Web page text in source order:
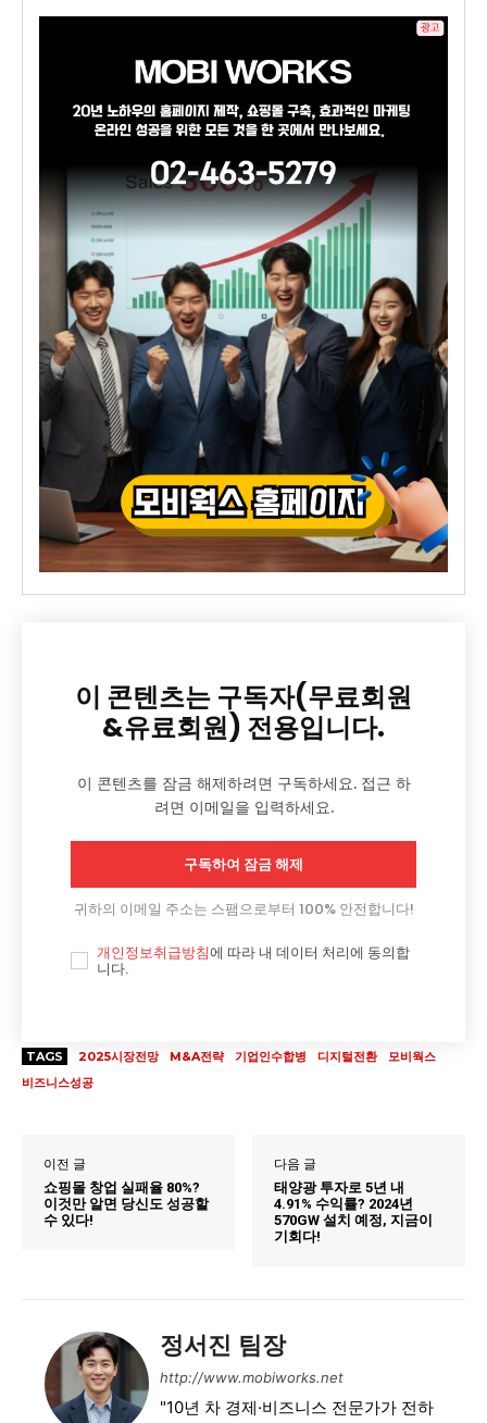
이 콘텐츠는 구독자(무료회원
&유료회원) 전용입니다.
이 콘텐츠를 잠금 해제하려면 구독하세요. 접근 하
려면 이메일을 입력하세요.
구독하여 잠금 해제
귀하의 이메일 주소는 스팸으로부터 100% 안전합니다!
개인정보취급방침에 따라 내 데이터 처리에 동의합
니다.
TAGS 2025시장전망 M&A전략 기업인수합병 디지털전환
모비웍스
비즈니스성공
이전 글
쇼핑몰 창업 실패율 80%?
이것만 알면 당신도 성공할
수 있다!
다음 글
태양광 투자로 5년 내
4.91% 수익률? 2024년
570GW 설치 예정, 지금이
기회다!
정서진 팀장
http://www.mobiworks.net
"10년 차 경제·비즈니스 전문가가 전하